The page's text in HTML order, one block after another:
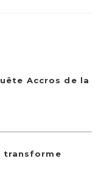
Accros de la
transforme